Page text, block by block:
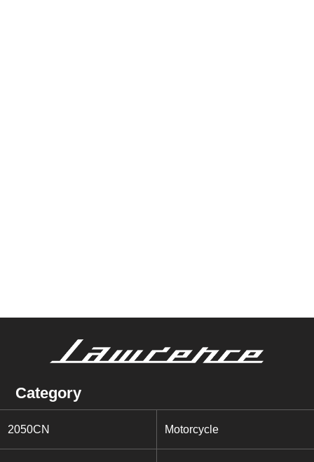
Category
2050CN Motorcycle